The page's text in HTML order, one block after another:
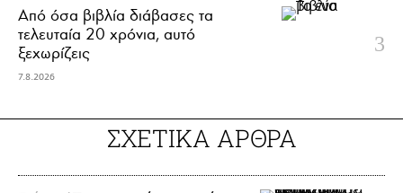
Από όσα βιβλία διάβασες τα
τελευταία 20 χρόνια, αυτό
ξεχωρίζεις
7.8.2026
ΣΧΕΤΙΚΑ ΑΡΘΡΑ